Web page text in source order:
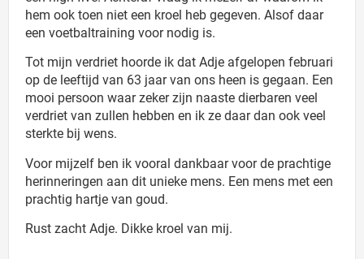
hem ook toen niet een kroel heb gegeven. Alsof daar
een voetbaltraining voor nodig is.
Tot mijn verdriet hoorde ik dat Adje afgelopen februari
op de leeftijd van 63 jaar van ons heen is gegaan. Een
mooi persoon waar zeker zijn naaste dierbaren veel
verdriet van zullen hebben en ik ze daar dan ook veel
sterkte bij wens.
Voor mijzelf ben ik vooral dankbaar voor de prachtige
herinneringen aan dit unieke mens. Een mens met een
prachtig hartje van goud.
Rust zacht Adje. Dikke kroel van mij.